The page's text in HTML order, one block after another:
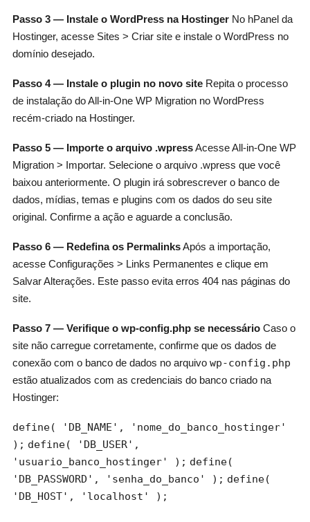
Passo 3 — Instale o WordPress na HostingerNo hPanel da
Hostinger, acesse Sites > Criar site e instale o WordPress no
domínio desejado.
Passo 4 — Instale o plugin no novo siteRepita o processo
de instalação do All-in-One WP Migration no WordPress
recém-criado na Hostinger.
Passo 5 — Importe o arquivo .wpressAcesse All-in-One WP
Migration > Importar. Selecione o arquivo .wpress que você
baixou anteriormente. O plugin irá sobrescrever o banco de
dados, mídias, temas e plugins com os dados do seu site
original. Confirme a ação e aguarde a conclusão.
Passo 6 — Redefina os PermalinksApós a importação,
acesse Configurações > Links Permanentes e clique em
Salvar Alterações. Este passo evita erros 404 nas páginas do
site.
Passo 7 — Verifique o wp-config.php se necessárioCaso o
site não carregue corretamente, confirme que os dados de
conexão com o banco de dados no arquivo wp-config.php
estão atualizados com as credenciais do banco criado na
Hostinger:
define( 'DB_NAME', 'nome_do_banco_hostinger'
); define( 'DB_USER',
'usuario_banco_hostinger' ); define(
'DB_PASSWORD', 'senha_do_banco' ); define(
'DB_HOST', 'localhost' );